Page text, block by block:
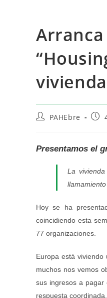
PAHEbre
Presentamos el
La
Hoy se ha
coincidiendo esta
77 organizaciones.
Europa está
muchos nos vemos
sus ingresos a pagar
respuesta